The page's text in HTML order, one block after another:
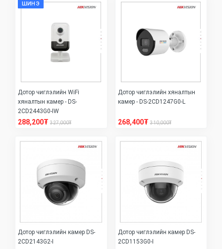
ШИНЭ
Дотор чиглэлийн WiFi
хяналтын камер - DS-
2CD2443G0-IW
288,200₮ 327,000₮
Дотор чиглэлийн хяналтын
камер - DS-2CD1247G0-L
268,400₮ 310,000₮
Дотор чиглэлийн камер DS-
2CD2143G2-I
Дотор чиглэлийн камер DS-
2CD1153G0-I